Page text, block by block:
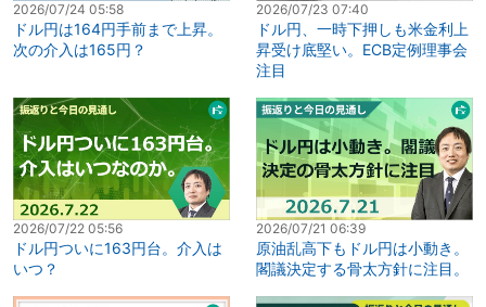
2026/07/24 05:58
ドル円は164円手前まで上昇。
次の介入は165円？
2026/07/23 07:40
ドル円、一時下押しも米金利上
昇受け底堅い。ECB定例理事会
注目
2026/07/22 05:56
ドル円ついに163円台。介入は
いつ？
2026/07/21 06:39
原油乱高下もドル円は小動き。
閣議決定する骨太方針に注目。